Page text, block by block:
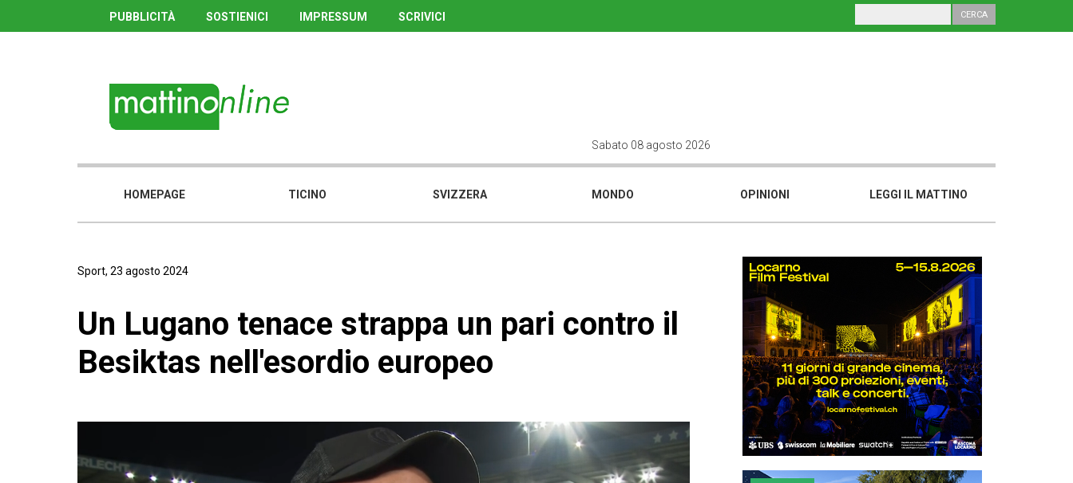
PUBBLICITÀ SOSTIENICI IMPRESSUM SCRIVICI
Sabato 08 agosto 2026
HOMEPAGE TICINO SVIZZERA MONDO OPINIONI LEGGI IL MATTINO
Sport, 23 agosto 2024
Un Lugano tenace strappa un pari contro il
Besiktas nell'esordio europeo